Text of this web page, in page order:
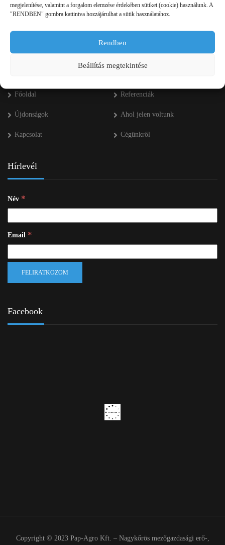
megjelenítése, valamint a forgalom elemzése érdekében sütiket (cookie) használunk. A
"RENDBEN" gombra kattintva hozzájárulhat a sütik használatához.
Rendben
Beállítás megtekintése
+36 53 552 283
Főoldal Referenciák
Újdonságok Ahol jelen voltunk
Kapcsolat Cégünkről
Hírlevél
Név *
Email *
Facebook
Copyright © 2023 Pap-Agro Kft. – Nagykőrös mezőgazdasági erő-,